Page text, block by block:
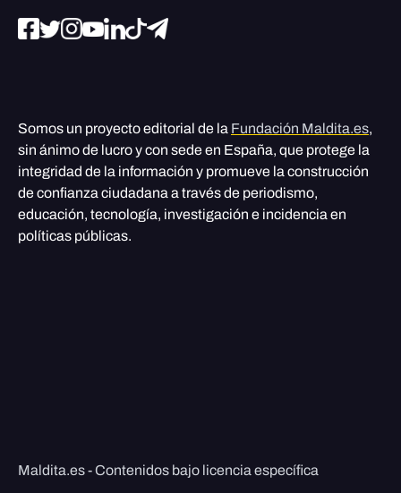
Somos un proyecto editorial de la Fundación Maldita.es,
sin ánimo de lucro y con sede en España, que protege la
integridad de la información y promueve la construcción
de confianza ciudadana a través de periodismo,
educación, tecnología, investigación e incidencia en
políticas públicas.
Maldita.es - Contenidos bajo licencia específica